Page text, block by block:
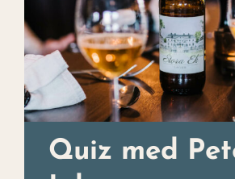
Uppleva
Kontakt
Evenemang
KonstQuiz med